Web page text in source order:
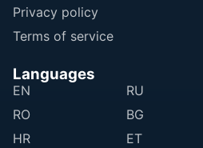
Privacy policy
Terms of service
Languages
EN RU
RO
BG
HR
ET